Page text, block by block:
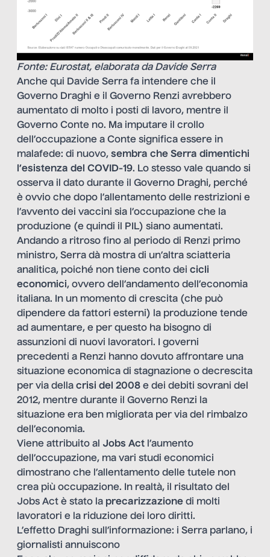
Fonte: Eurostat, elaborata da Davide Serra
Anche qui Davide Serra fa intendere che il
Governo Draghi e il Governo Renzi avrebbero
aumentato di molto i posti di lavoro, mentre il
Governo Conte no. Ma imputare il crollo
dell’occupazione a Conte significa essere in
malafede: di nuovo, sembra che Serra dimentichi
l’esistenza del COVID-19. Lo stesso vale quando si
osserva il dato durante il Governo Draghi, perché
è ovvio che dopo l’allentamento delle restrizioni e
l’avvento dei vaccini sia l’occupazione che la
produzione (e quindi il PIL) siano aumentati.
Andando a ritroso fino al periodo di Renzi primo
ministro, Serra dà mostra di un’altra sciatteria
analitica, poiché non tiene conto dei cicli
economici, ovvero dell’andamento dell’economia
italiana. In un momento di crescita (che può
dipendere da fattori esterni) la produzione tende
ad aumentare, e per questo ha bisogno di
assunzioni di nuovi lavoratori. I governi
precedenti a Renzi hanno dovuto affrontare una
situazione economica di stagnazione o decrescita
per via della crisi del 2008 e dei debiti sovrani del
2012, mentre durante il Governo Renzi la
situazione era ben migliorata per via del rimbalzo
dell’economia.
Viene attribuito al Jobs Act l’aumento
dell’occupazione, ma vari studi economici
dimostrano che l’allentamento delle tutele non
crea più occupazione. In realtà, il risultato del
Jobs Act è stato la precarizzazione di molti
lavoratori e la riduzione dei loro diritti.
L’effetto Draghi sull’informazione: i Serra parlano, i
giornalisti annuiscono